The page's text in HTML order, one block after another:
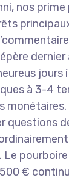
nos
jours
à 3-4
monétaires.
questions
Le
€